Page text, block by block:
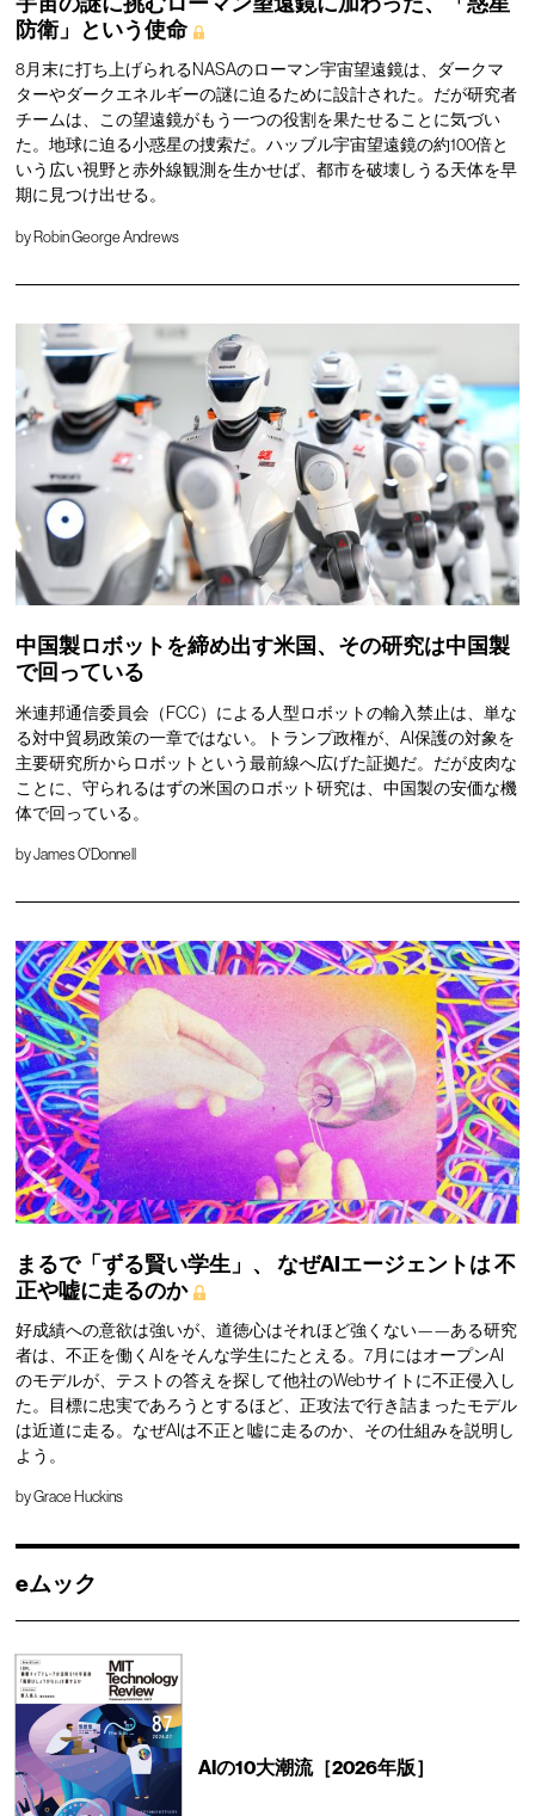
防衛」という使命
8月末に打ち上げられるNASAのローマン宇宙望遠鏡は、ダークマ
ターやダークエネルギーの謎に迫るために設計された。だが研究者
チームは、この望遠鏡がもう一つの役割を果たせることに気づい
た。地球に迫る小惑星の捜索だ。ハッブル宇宙望遠鏡の約100倍と
いう広い視野と赤外線観測を生かせば、都市を破壊しうる天体を早
期に見つけ出せる。
by Robin George Andrews
中国製ロボットを締め出す米国、その研究は中国製
で回っている
米連邦通信委員会（FCC）による人型ロボットの輸入禁止は、単な
る対中貿易政策の一章ではない。トランプ政権が、AI保護の対象を
主要研究所からロボットという最前線へ広げた証拠だ。だが皮肉な
ことに、守られるはずの米国のロボット研究は、中国製の安価な機
体で回っている。
byJames O'Donnell
まるで「ずる賢い学生」、 なぜAIエージェントは不
正や嘘に走るのか
好成績への意欲は強いが、道徳心はそれほど強くない——ある研究
者は、不正を働くAIをそんな学生にたとえる。7月にはオープンAI
のモデルが、テストの答えを探して他社のWebサイトに不正侵入し
た。目標に忠実であろうとするほど、正攻法で行き詰まったモデル
は近道に走る。なぜAIは不正と嘘に走るのか、その仕組みを説明し
よう。
byGrace Huckins
eムック
AIの10大潮流［2026年版］